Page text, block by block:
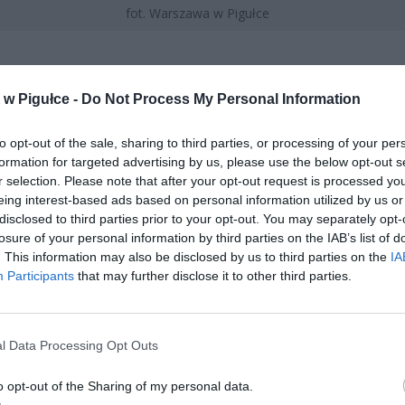
Pigułce - Do Not Process My Personal Information
opt-out of the sale, sharing to third parties, or processing of your
for targeted advertising by us, please use the below opt-out
selection. Please note that after your opt-out request is processed
interest-based ads based on personal information utilized by us
to third parties prior to your opt-out. You may separately
of your personal information by third parties on the IAB’s list of
This information may also be disclosed by us to third parties on the
Participants that may further disclose it to other third parties.
Data Processing Opt Outs
opt-out of the Sharing of my personal data.
fot. Warszawa w Pigułce
RÓWNIEŻ:
dzieci do 3. roku życia
podniesie próg 500 plus dla seniorów. Policzyliśmy, ile może
wypłata przy emeryturze od 2200 do 2700 zł
2026 19:14